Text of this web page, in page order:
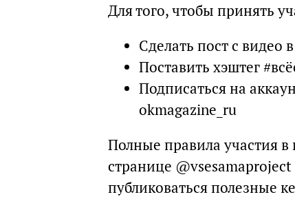
Для того, чтобы принять
Сделать пост с видео
Поставить хэштег
Подписаться на
okmagazine_ru
Полные правила участия
странице
публиковаться полезные